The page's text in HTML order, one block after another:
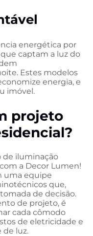
energética por
captam a luz do
Estes modelos
energia, e
imóvel.
projeto
de iluminação
a Decor Lumen!
uma equipe
que,
de decisão.
de projeto, é
cada cômodo
de eletricidade e
luz.